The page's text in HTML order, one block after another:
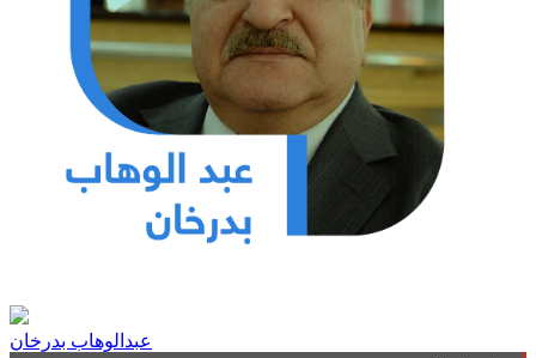
عبدالوهاب بدرخان